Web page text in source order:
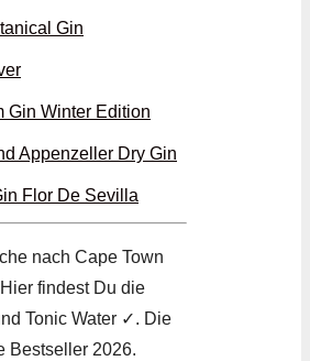
Gin
Gin Winter Edition
Appenzeller Dry Gin
Flor De Sevilla
nach Cape Town
findest Du die
Tonic Water ✓. Die
Bestseller 2026.